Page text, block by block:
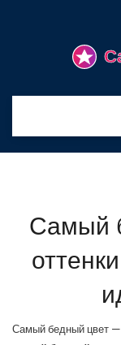
Самый
Самый бедный цвет —